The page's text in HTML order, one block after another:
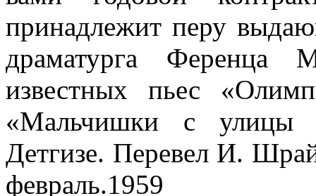
принадлежит перу
драматурга Ференца
известных пьес
«Мальчишки с улицы
Детгизе. Перевел И.
февраль.1959